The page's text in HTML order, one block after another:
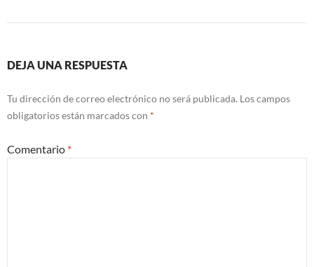
DEJA UNA RESPUESTA
Tu dirección de correo electrónico no será publicada. Los campos
obligatorios están marcados con *
Comentario *